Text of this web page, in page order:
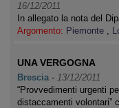
16/12/2011
In allegato la nota del
Argomento: Piemonte ,
UNA VERGOGNA
Brescia - 13/12/2011
“Provvedimenti urgenti
distaccamenti volontari”